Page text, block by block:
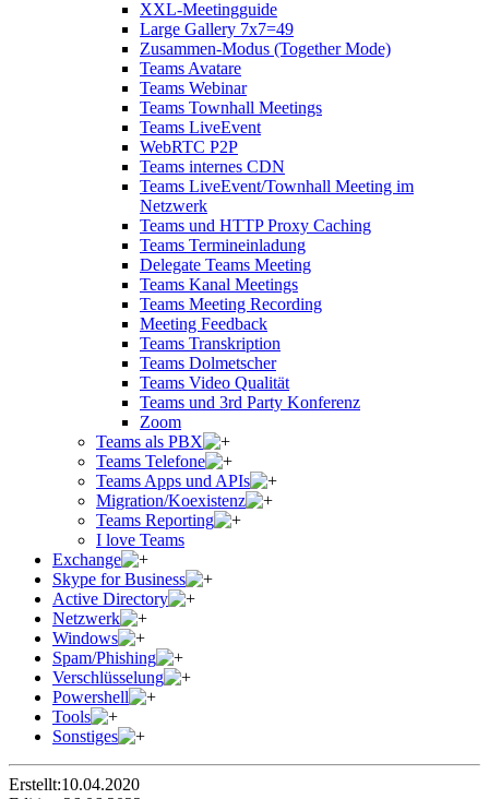
XXL-Meetingguide
Large Gallery 7x7=49
Zusammen-Modus (Together Mode)
Teams Avatare
Teams Webinar
Teams Townhall Meetings
Teams LiveEvent
WebRTC P2P
Teams internes CDN
Teams LiveEvent/Townhall Meeting im
Netzwerk
Teams und HTTP Proxy Caching
Teams Termineinladung
Delegate Teams Meeting
Teams Kanal Meetings
Teams Meeting Recording
Meeting Feedback
Teams Transkription
Teams Dolmetscher
Teams Video Qualität
Teams und 3rd Party Konferenz
Zoom
Teams als PBX
Teams Telefone
Teams Apps und APIs
Migration/Koexistenz
Teams Reporting
I love Teams
Exchange
Skype for Business
Active Directory
Netzwerk
Windows
Spam/Phishing
Verschlüsselung
Powershell
Tools
Sonstiges
Erstellt:10.04.2020